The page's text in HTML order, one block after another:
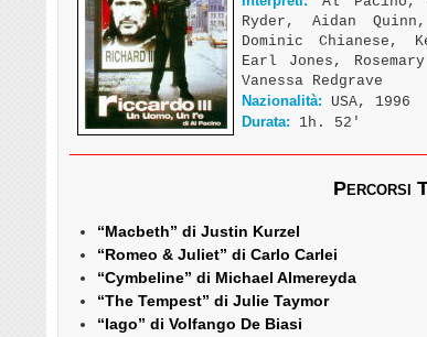
Ryder, Aidan
Dominic Chianese,
Earl Jones,
Vanessa Redgrave
Nazionalità: USA, 1996
Durata: 1h. 52′
Percorsi
“Macbeth” di Justin Kurzel
“Romeo & Juliet” di Carlo Carlei
“Cymbeline” di Michael Almereyda
“The Tempest” di Julie Taymor
“Iago” di Volfango De Biasi